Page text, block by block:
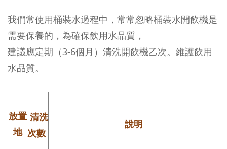
我們常使用桶裝水過程中，常常忽略桶裝水開飲機是
需要保養的，為確保飲用水品質，
建議應定期（3-6個月）清洗開飲機乙次。維護飲用
水品質。
放置
地
清洗
次數
說明